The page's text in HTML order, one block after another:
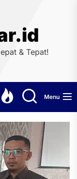
& Tepat!
Menu